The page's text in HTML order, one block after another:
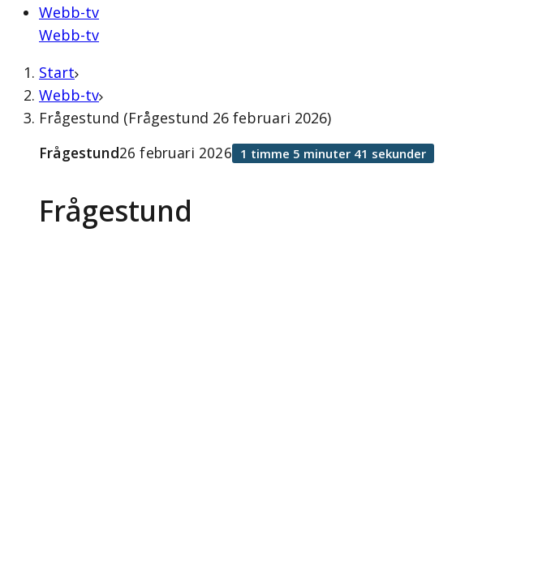
Webb-tv
Webb-tv
Start
Webb-tv
Frågestund (Frågestund 26 februari 2026)
Frågestund
Frågestund26 februari 2026 1 timme 5 minuter 41 sekunder